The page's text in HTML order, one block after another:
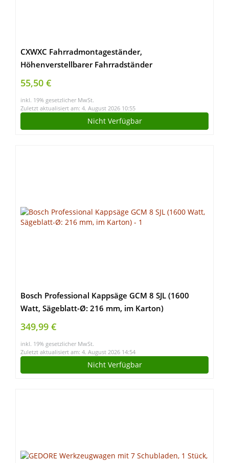
CXWXC Fahrradmontageständer,
Höhenverstellbarer Fahrradständer
Reparaturständer 360° drehbar mit große
Werkzeugablage Robust für Mountainbike
Fahrräder bis 30 kg
55,50 €
inkl. 19% gesetzlicher MwSt.
Zuletzt aktualisiert am: 4. August 2026 10:55
Nicht Verfügbar
Bosch Professional Kappsäge GCM 8 SJL (1600
Watt, Sägeblatt-Ø: 216 mm, im Karton)
349,99 €
inkl. 19% gesetzlicher MwSt.
Zuletzt aktualisiert am: 4. August 2026 14:54
Nicht Verfügbar